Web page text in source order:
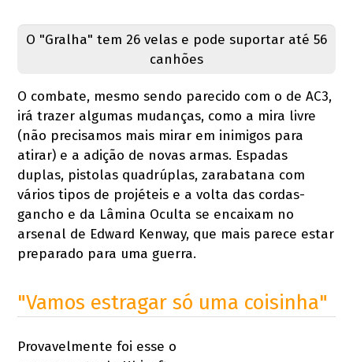
O "Gralha" tem 26 velas e pode suportar até 56
canhões
O combate, mesmo sendo parecido com o de AC3,
irá trazer algumas mudanças, como a mira livre
(não precisamos mais mirar em inimigos para
atirar) e a adição de novas armas. Espadas
duplas, pistolas quadrúplas, zarabatana com
vários tipos de projéteis e a volta das cordas-
gancho e da Lâmina Oculta se encaixam no
arsenal de Edward Kenway, que mais parece estar
preparado para uma guerra.
"Vamos estragar só uma coisinha"
Provavelmente foi esse o